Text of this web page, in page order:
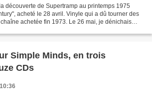
découverte de Supertramp au printemps 1975
acheté le 28 avril. Vinyle qui a dû tourner des
achetée fin 1973. Le 26 mai, je dénichais
Simple Minds, en trois
CDs